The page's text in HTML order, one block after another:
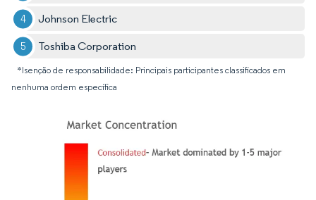
Johnson Electric
Toshiba Corporation
*Isenção de responsabilidade: Principais participantes classificados em
nenhuma ordem específica